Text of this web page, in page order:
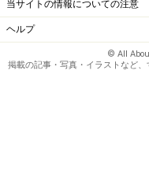
当サイトの情報についての注意
ヘルプ
© All
掲載の記事・写真・イラストなど